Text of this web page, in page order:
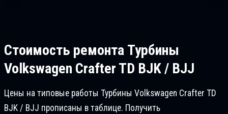
Стоимость ремонта Турбины
Volkswagen Crafter TD BJK / BJJ
Цены на типовые работы Турбины Volkswagen Crafter TD
BJK / BJJ прописаны в таблице. Получить